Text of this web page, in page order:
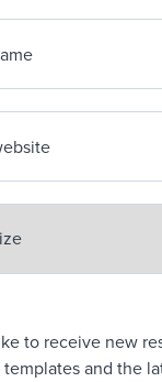
to receive new
and the